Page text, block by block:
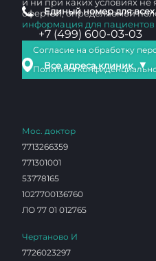
Единый номер для
+7 (499) 600-03-03
Все адреса клиник ▼
и ни при каких условиях не
офертой, определяемой
информация для пациентов
Согласие на обработку
Политика
Мос. доктор
7713266359
771301001
53778165
1027700136760
ЛО 77 01 012765
Чертаново И
7726023297